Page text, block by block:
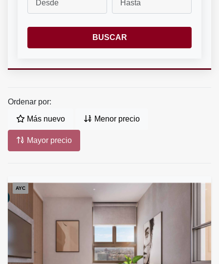
BUSCAR
Ordenar por:
Más nuevo Menor precio
Mayor precio
AYC